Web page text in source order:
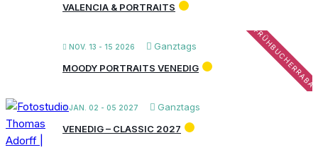
VALENCIA & PORTRAITS
NOV. 13 - 15 2026 Ganztags
MOODY PORTRAITS VENEDIG
JAN. 02 - 05 2027
Ganztags
VENEDIG – CLASSIC 2027